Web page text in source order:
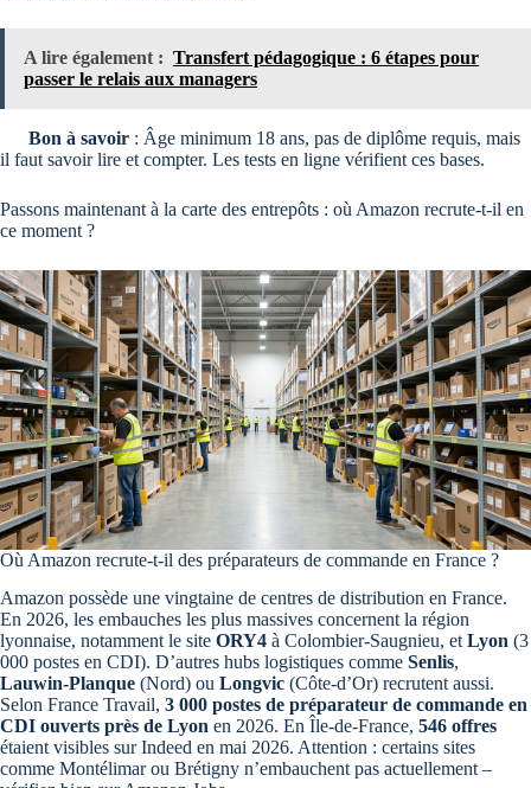
A lire également : Transfert pédagogique : 6 étapes pour
passer le relais aux managers
Bon à savoir : Âge minimum 18 ans, pas de diplôme requis, mais
il faut savoir lire et compter. Les tests en ligne vérifient ces bases.
Passons maintenant à la carte des entrepôts : où Amazon recrute-t-il en
ce moment ?
Où Amazon recrute-t-il des préparateurs de commande en France ?
Amazon possède une vingtaine de centres de distribution en France.
En 2026, les embauches les plus massives concernent la région
lyonnaise, notamment le site ORY4 à Colombier-Saugnieu, et Lyon (3
000 postes en CDI). D’autres hubs logistiques comme Senlis,
Lauwin-Planque (Nord) ou Longvic (Côte-d’Or) recrutent aussi.
Selon France Travail, 3 000 postes de préparateur de commande en
CDI ouverts près de Lyon en 2026. En Île-de-France, 546 offres
étaient visibles sur Indeed en mai 2026. Attention : certains sites
comme Montélimar ou Brétigny n’embauchent pas actuellement –